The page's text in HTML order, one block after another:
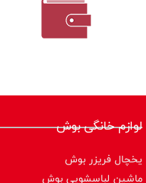
لوازم خانگی بوش
یخچال فریزر بوش
ماشین لباسشویی بوش